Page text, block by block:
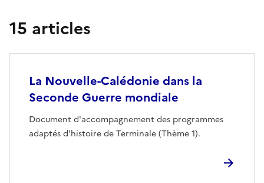
15 articles
La Nouvelle-Calédonie dans la
Seconde Guerre mondiale
Document d'accompagnement des programmes
adaptés d'histoire de Terminale (Thème 1).